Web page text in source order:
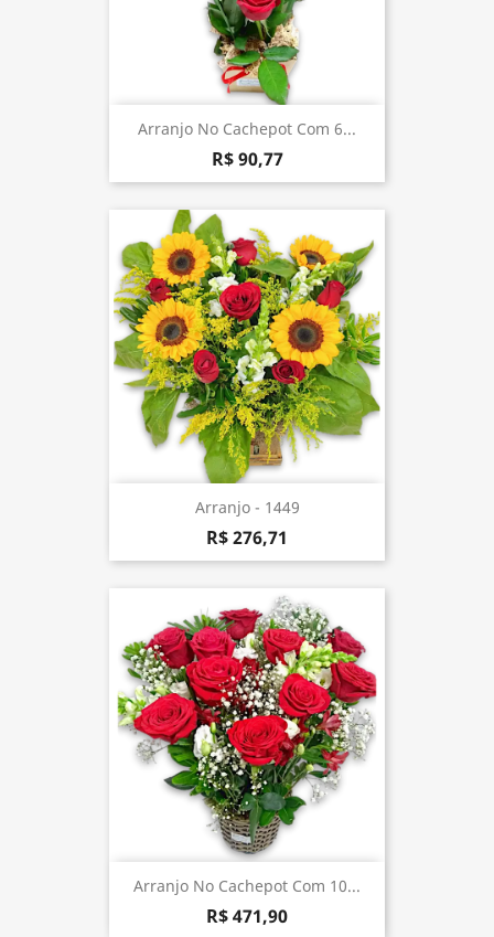
Arranjo No Cachepot Com 6...
R$ 90,77
Arranjo - 1449
R$ 276,71
Arranjo No Cachepot Com 10...
R$ 471,90